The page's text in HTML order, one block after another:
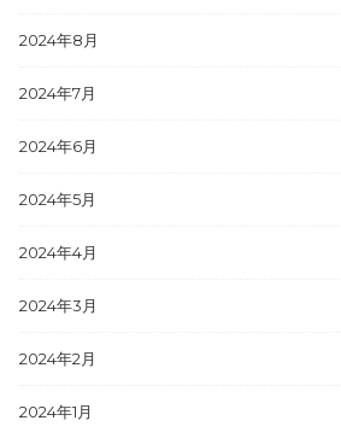
2024年8月
2024年7月
2024年6月
2024年5月
2024年4月
2024年3月
2024年2月
2024年1月